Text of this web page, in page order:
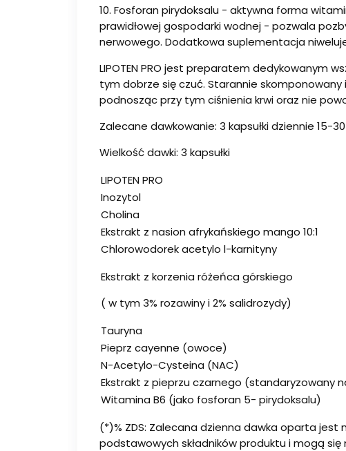
10. Fosforan pirydoksalu - aktywna forma
prawidłowej gospodarki wodnej - pozwala
nerwowego. Dodatkowa suplementacja
LIPOTEN PRO jest preparatem dedykowanym
tym dobrze się czuć. Starannie skomponowany
podnosząc przy tym ciśnienia krwi oraz nie
Zalecane dawkowanie: 3 kapsułki dziennie 15-
Wielkość dawki: 3 kapsułki
LIPOTEN PRO
Inozytol
Cholina
Ekstrakt z nasion afrykańskiego mango 10:1
Chlorowodorek acetylo l-karnityny
Ekstrakt z korzenia różeńca górskiego
( w tym 3% rozawiny i 2% salidrozydy)
Tauryna
Pieprz cayenne (owoce)
N-Acetylo-Cysteina (NAC)
Ekstrakt z pieprzu czarnego (standaryzowany
Witamina B6 (jako fosforan 5- pirydoksalu)
(*)% ZDS: Zalecana dzienna dawka oparta jest
podstawowych składników produktu i mogą